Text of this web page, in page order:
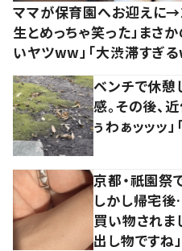
ママが保育園へお迎えに
生とめっちゃ笑った」まさ
いヤツww」「大渋滞すぎる
ベンチで休
感。その後、
ぅわぁッッッ
京都・祇園
しかし帰宅
買い物されま
出し物ですね」